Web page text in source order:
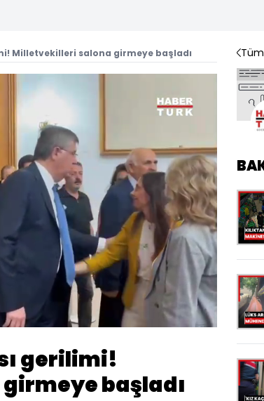
Milletvekilleri salona girmeye başladı
480
Oynatma
gerilimi!
başladı